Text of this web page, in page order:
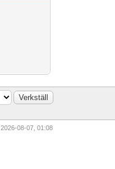
2026-08-07, 01:08